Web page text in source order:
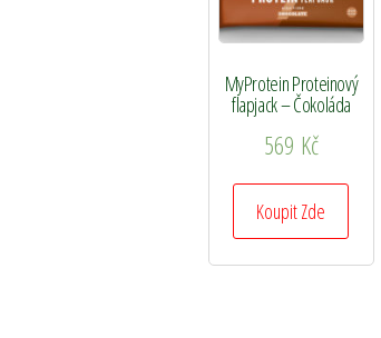
MyProtein Proteinový
flapjack – Čokoláda
569 Kč
Koupit Zde